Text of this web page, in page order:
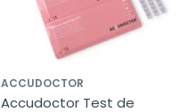
ACCUDOCTOR
Accudoctor Test de